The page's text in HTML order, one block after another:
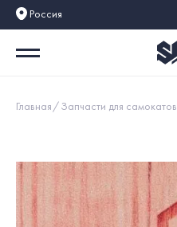
Россия
Главная Запчасти для самокатов